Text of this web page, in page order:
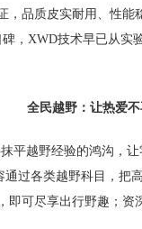
，品质皮实耐用、性能
，XWD技术早已从实
全民越野：让热爱
平越野经验的鸿沟，
过各类越野科目，把
即可尽享出行野趣；资